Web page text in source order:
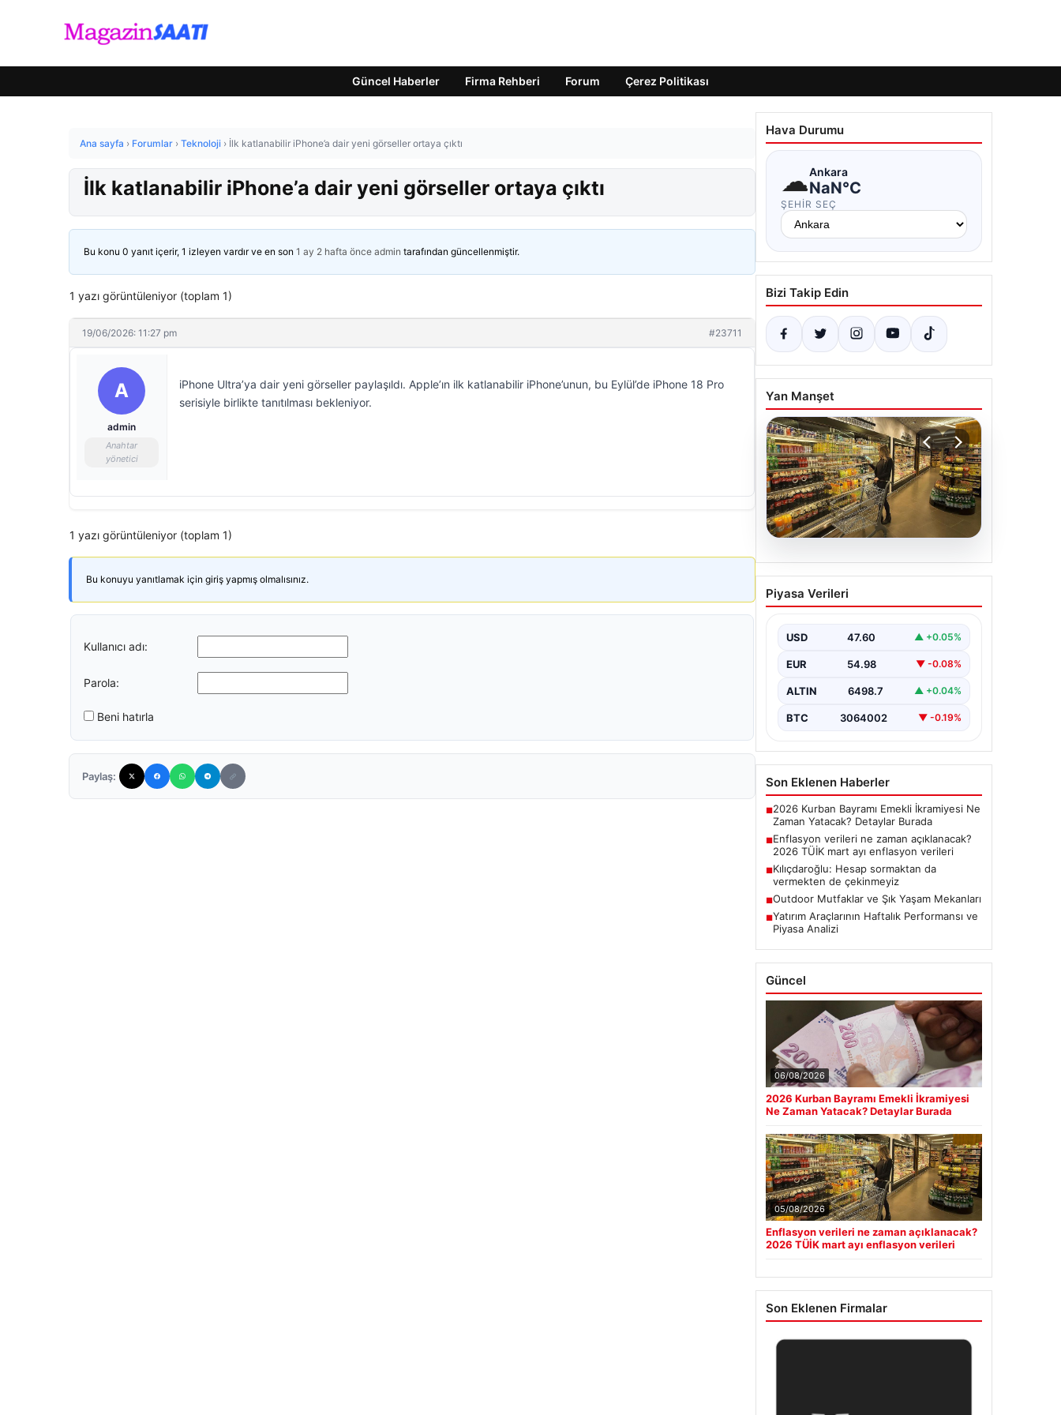
Güncel Haberler Firma Rehberi Forum Çerez Politikası
Ana sayfa › Forumlar › Teknoloji › İlk katlanabilir iPhone’a dair yeni görseller ortaya çıktı
İlk katlanabilir iPhone’a dair yeni görseller ortaya çıktı
Bu konu 0 yanıt içerir, 1 izleyen vardır ve en son 1 ay 2 hafta önce admin tarafından güncellenmiştir.
1 yazı görüntüleniyor (toplam 1)
19/06/2026: 11:27 pm #23711
A
admin
Anahtar
yönetici
iPhone Ultra’ya dair yeni görseller paylaşıldı. Apple’ın ilk katlanabilir iPhone’unun, bu Eylül’de iPhone 18 Pro
serisiyle birlikte tanıtılması bekleniyor.
1 yazı görüntüleniyor (toplam 1)
Bu konuyu yanıtlamak için giriş yapmış olmalısınız.
Kullanıcı adı:
Parola:
Beni hatırla
Paylaş:
Hava Durumu
☁Ankara
NaN°C
ŞEHIR SEÇ
Bizi Takip Edin
Yan Manşet
Enflasyon verileri ne
zaman açıklanacak? 2026
verileri
Piyasa Verileri
USD 47.60 ▲ +0.05%
EUR 54.98 ▼ -0.08%
ALTIN 6498.7 ▲ +0.04%
BTC 3064002 ▼ -0.19%
Son Eklenen Haberler
■2026 Kurban Bayramı Emekli İkramiyesi Ne
Zaman Yatacak? Detaylar Burada
■Enflasyon verileri ne zaman açıklanacak?
2026 TÜİK mart ayı enflasyon verileri
■Kılıçdaroğlu: Hesap sormaktan da
vermekten de çekinmeyiz
■Outdoor Mutfaklar ve Şık Yaşam Mekanları
■Yatırım Araçlarının Haftalık Performansı ve
Piyasa Analizi
Güncel
06/08/2026
2026 Kurban Bayramı Emekli İkramiyesi
Ne Zaman Yatacak? Detaylar Burada
05/08/2026
Enflasyon verileri ne zaman açıklanacak?
2026 TÜİK mart ayı enflasyon verileri
Son Eklenen Firmalar